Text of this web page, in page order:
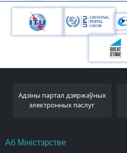
Адзіны партал дзяржаўных
электронных паслуг
Аб Міністэрстве